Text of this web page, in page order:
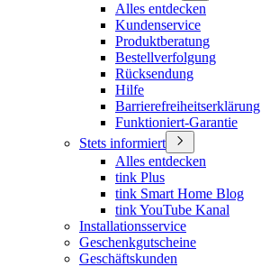
Alles entdecken
Kundenservice
Produktberatung
Bestellverfolgung
Rücksendung
Hilfe
Barrierefreiheitserklärung
Funktioniert-Garantie
Stets informiert
Alles entdecken
tink Plus
tink Smart Home Blog
tink YouTube Kanal
Installationsservice
Geschenkgutscheine
Geschäftskunden